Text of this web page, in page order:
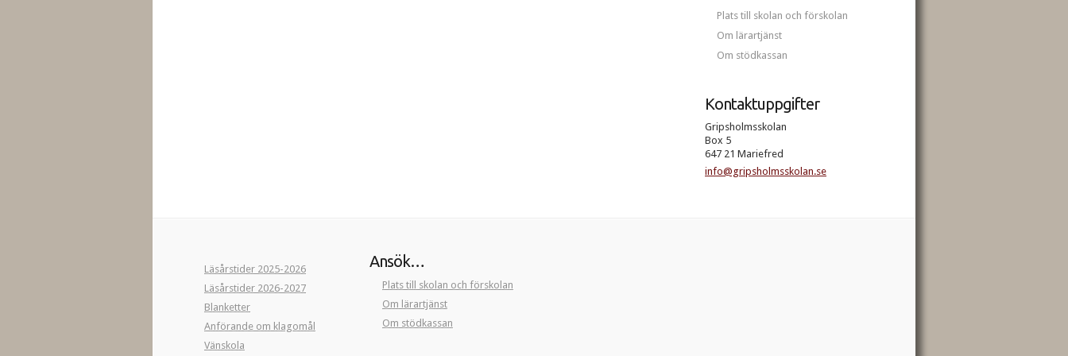
Plats till skolan och förskolan
Om lärartjänst
Om stödkassan
Kontaktuppgifter
Gripsholmsskolan
Box 5
647 21 Mariefred
info@gripsholmsskolan.se
Läsårstider 2025-2026
Läsårstider 2026-2027
Blanketter
Anförande om klagomål
Vänskola
Ansök…
Plats till skolan och förskolan
Om lärartjänst
Om stödkassan